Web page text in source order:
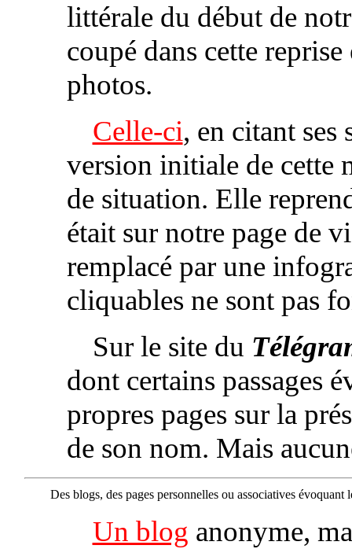
littérale du début de
coupé dans cette
photos.
Celle‑ci, en citant ses
version initiale de cette
de situation. Elle
était sur notre page de
remplacé par une
cliquables ne sont pas
Sur le site du
dont certains passages
propres pages sur la
de son nom. Mais
Des blogs, des pages personnelles ou associatives évoquant
Un blog anonyme,